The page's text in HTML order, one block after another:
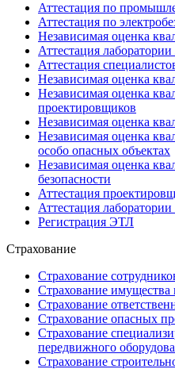
Аттестация по
Аттестация по
Независимая оценка
Аттестация
Аттестация
Независимая оценка
Независимая оценка
проектировщиков
Независимая оценка
Независимая оценка
особо опасных объектах
Независимая оценка
безопасности
Аттестация
Аттестация
Регистрация ЭТЛ
Страхование
Страхование
Страхование
Страхование
Страхование опасных
Страхование
передвижного
Страхование